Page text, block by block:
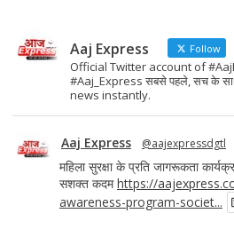
k
Aaj Express Follow
Official Twitter account of
#Aaj_Express सबसे पहले, सच के
news instantly.
Aaj Express @aajexpressdgtl
महिला सुरक्षा के प्रति जागरूकता
सशक्त कदमhttps://
awareness-program-societ...